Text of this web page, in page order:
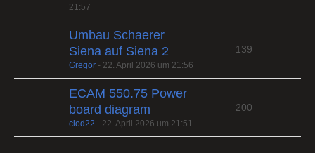
21:57
Umbau Schaerer
Siena auf Siena 2
Gregor - 22. April 2026 um 21:56
139
ECAM 550.75 Power
board diagram
clod22 - 22. April 2026 um 21:51
200